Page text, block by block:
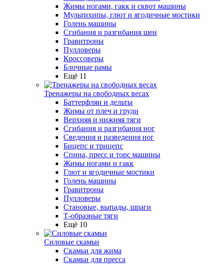
Жимы ногами, гакк и сквот машины
Мультихипы, глют и ягодичные мостики
Голень машины
Сгибания и разгибания шеи
Гравитроны
Пулловеры
Кроссоверы
Блочные рамы
Ещё 11
Тренажеры на свободных весах
Баттерфляи и дельты
Жимы от плеч и груди
Верхняя и нижняя тяги
Сгибания и разгибания ног
Сведения и разведения ног
Бицепс и трицепс
Спина, пресс и торс машины
Жимы ногами и гакк
Глют и ягодичные мостики
Голень машины
Гравитроны
Пулловеры
Становые, выпады, шраги
Т-образные тяги
Ещё 10
Силовые скамьи
Скамьи для жима
Скамьи для пресса